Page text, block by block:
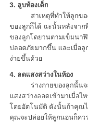
3. ลูบท้องเด็ก
สาเหตุที่ทำให้ลูกของคุ
ของลูกก็ได้ ฉะนั้นหลังจาก
ของลูกโดยวนตามเข็มนา
ปลอดภัยมากขึ้น และเมื่อ
ง่ายขึ้นด้วย
4. ลดแสงสว่างในห้อง
ร่างกายของลูกนั้นจะป
แสงสว่างลอดเข้ามาเมื่อไ
โดยอัตโนมัติ ดังนั้นถ้าคุณ
คุณจะปล่อยให้ลูกนอนก็คว